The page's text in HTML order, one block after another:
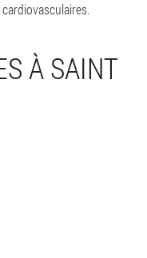
À SAINT